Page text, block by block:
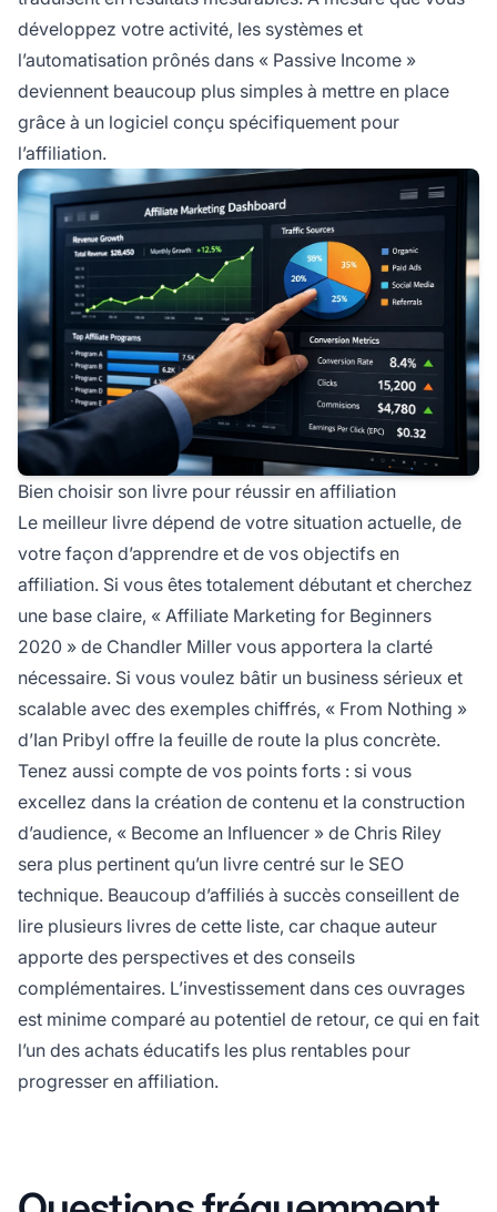
développez votre activité, les systèmes et
l’automatisation prônés dans « Passive Income »
deviennent beaucoup plus simples à mettre en place
grâce à un logiciel conçu spécifiquement pour
l’affiliation.
Bien choisir son livre pour réussir en affiliation
Le meilleur livre dépend de votre situation actuelle, de
votre façon d’apprendre et de vos objectifs en
affiliation. Si vous êtes totalement débutant et cherchez
une base claire, « Affiliate Marketing for Beginners
2020 » de Chandler Miller vous apportera la clarté
nécessaire. Si vous voulez bâtir un business sérieux et
scalable avec des exemples chiffrés, « From Nothing »
d’Ian Pribyl offre la feuille de route la plus concrète.
Tenez aussi compte de vos points forts : si vous
excellez dans la création de contenu et la construction
d’audience, « Become an Influencer » de Chris Riley
sera plus pertinent qu’un livre centré sur le SEO
technique. Beaucoup d’affiliés à succès conseillent de
lire plusieurs livres de cette liste, car chaque auteur
apporte des perspectives et des conseils
complémentaires. L’investissement dans ces ouvrages
est minime comparé au potentiel de retour, ce qui en fait
l’un des achats éducatifs les plus rentables pour
progresser en affiliation.